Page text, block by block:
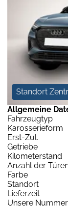
Standort
Allgemeine
Fahrzeugtyp
Karosserieform
Erst-Zul.
Getriebe
Kilometerstand
Anzahl der
Farbe
Standort
Lieferzeit
Unsere Nummer